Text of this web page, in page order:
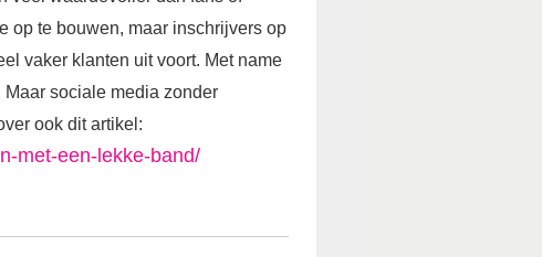
op te bouwen, maar inschrijvers op
vaker klanten uit voort. Met name
sociale media zonder
ook dit artikel:
met-een-lekke-band/